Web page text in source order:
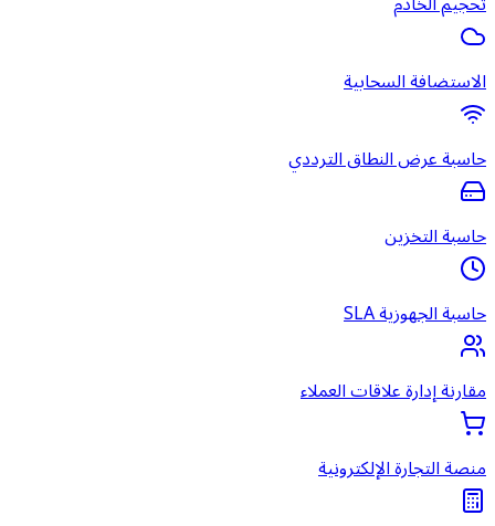
الاستضافة السحابية
حاسبة عرض النطاق الترددي
حاسبة التخزين
حاسبة الجهوزية SLA
مقارنة إدارة علاقات العملاء
منصة التجارة الإلكترونية